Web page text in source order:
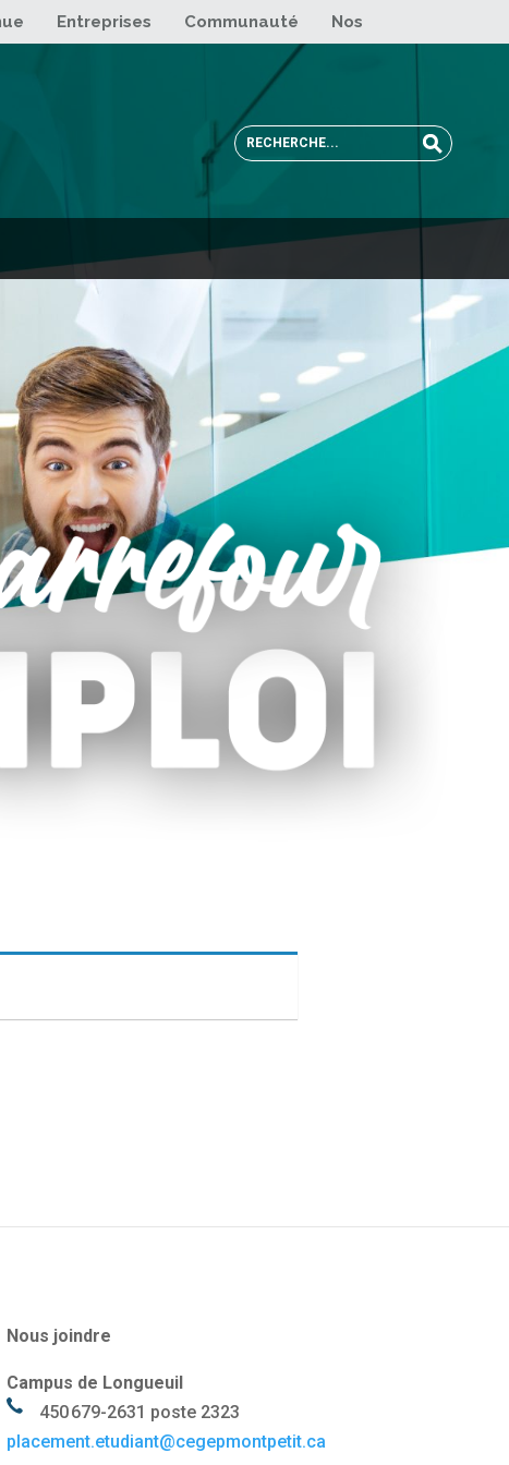
Entreprises Communauté Nos sites
Nous joindre
Campus de Longueuil
450 679-2631 poste 2323
placement.etudiant@cegepmontpetit.ca